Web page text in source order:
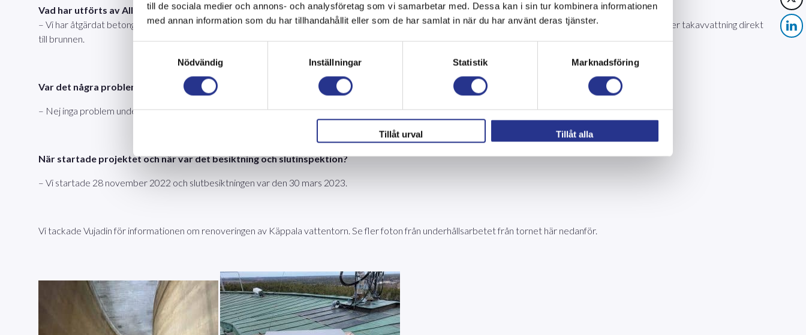
till de sociala medier och annons- och analysföretag som vi samarbetar med. Dessa kan i sin tur kombinera informationen
med annan information som du har tillhandahållit eller som de har samlat in när du har använt deras tjänster.
Nödvändig
Inställningar Statistik Marknadsföring
Tillåt urval Tillåt alla
Vad har utförts av Allblästring Anläggning i Käppala uppdraget och projektet ?
– Vi har åtgärdat betongskador i reservoarerna, monterat ny tillträdeslucka till reservoaren, blästrat och målat befintliga, bytt ut stålrör till rostfria och dragit ner takavvattning direkt
till brunnen.
Var det några problem med tornet?
– Nej inga problem under renoveringen.
När startade projektet och när var det besiktning och slutinspektion?
– Vi startade 28 november 2022 och slutbesiktningen var den 30 mars 2023.
Vi tackade Vujadin för informationen om renoveringen av Käppala vattentorn. Se fler foton från underhållsarbetet från tornet här nedanför.